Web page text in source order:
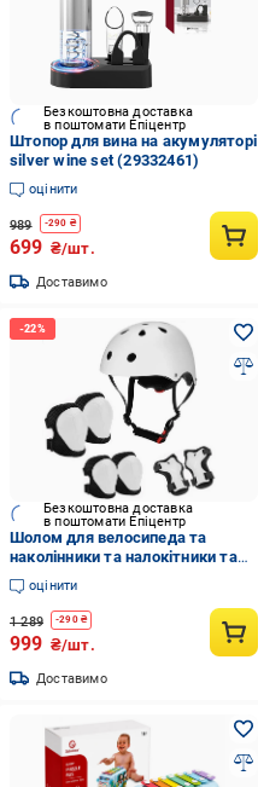
Безкоштовна доставка
в поштомати Епіцентр
Штопор для вина на акумуляторі
silver wine set (29332461)
оцінити
989 -290 ₴
699 ₴/шт.
Доставимо
Безкоштовна доставка
в поштомати Епіцентр
Шолом для велосипеда та
наколінники та налокітники та
наладонники Білий (29198652)
оцінити
1 289 -290₴
999 ₴/шт.
Доставимо